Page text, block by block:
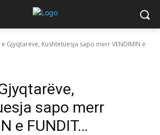
e Gjyqtarëve, Kushtetuesja sapo merr VENDIMIN e
sapo merr
e FUNDIT…